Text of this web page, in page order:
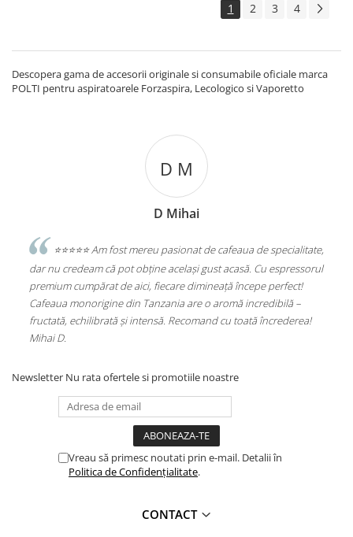
1 2 3 4
Descopera gama de accesorii originale si consumabile oficiale marca
POLTI pentru aspiratoarele Forzaspira, Lecologico si Vaporetto
D M
D Mihai
⭐️⭐️⭐️⭐️⭐️ Am fost mereu pasionat de cafeaua de specialitate,
dar nu credeam că pot obține același gust acasă. Cu espressorul
premium cumpărat de aici, fiecare dimineață începe perfect!
Cafeaua monorigine din Tanzania are o aromă incredibilă –
fructată, echilibrată și intensă. Recomand cu toată încrederea!
Mihai D.
Newsletter Nu rata ofertele si promotiile noastre
Vreau să primesc noutati prin e-mail. Detalii în
Politica de Confidențialitate.
CONTACT